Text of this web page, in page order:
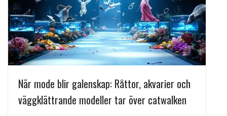
När mode blir galenskap: Råttor, akvarier och
väggklättrande modeller tar över catwalken